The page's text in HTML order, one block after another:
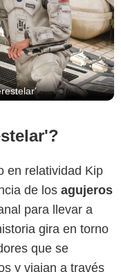
en relatividad Kip
de los agujeros
para llevar a
gira en torno
que se
y viajan a través